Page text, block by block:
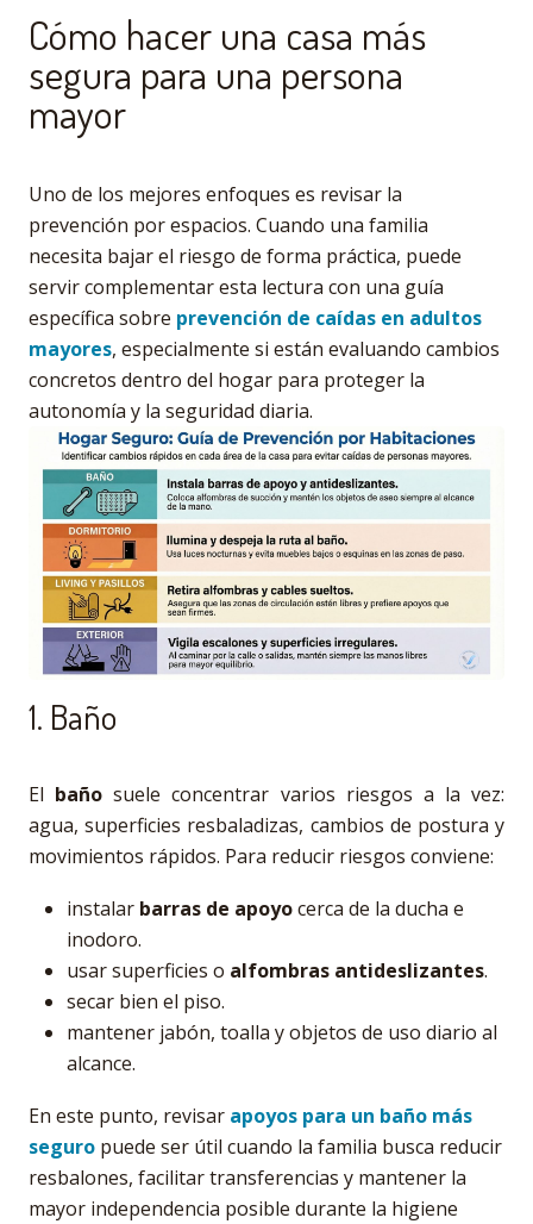
Cómo hacer una casa más
segura para una persona
mayor
Uno de los mejores enfoques es revisar la
prevención por espacios. Cuando una familia
necesita bajar el riesgo de forma práctica, puede
servir complementar esta lectura con una guía
específica sobre prevención de caídas en adultos
mayores, especialmente si están evaluando cambios
concretos dentro del hogar para proteger la
autonomía y la seguridad diaria.
1. Baño
El baño suele concentrar varios riesgos a la vez:
agua, superficies resbaladizas, cambios de postura y
movimientos rápidos. Para reducir riesgos conviene:
instalar barras de apoyocerca de la ducha e
inodoro.
usar superficies o alfombras antideslizantes.
secar bien el piso.
mantener jabón, toalla y objetos de uso diario al
alcance.
En este punto, revisar apoyos para un baño más
seguro puede ser útil cuando la familia busca reducir
resbalones, facilitar transferencias y mantener la
mayor independencia posible durante la higiene